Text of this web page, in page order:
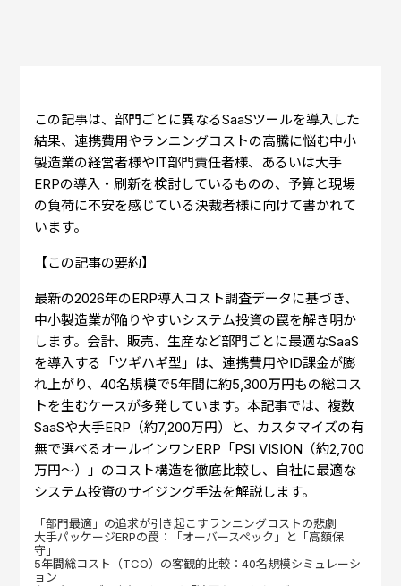
この記事は、部門ごとに異なるSaaSツールを導入した
結果、連携費用やランニングコストの高騰に悩む中小
製造業の経営者様やIT部門責任者様、あるいは大手
ERPの導入・刷新を検討しているものの、予算と現場
の負荷に不安を感じている決裁者様に向けて書かれて
います。
【この記事の要約】
最新の2026年のERP導入コスト調査データに基づき、
中小製造業が陥りやすいシステム投資の罠を解き明か
します。会計、販売、生産など部門ごとに最適なSaaS
を導入する「ツギハギ型」は、連携費用やID課金が膨
れ上がり、40名規模で5年間に約5,300万円もの総コス
トを生むケースが多発しています。本記事では、複数
SaaSや大手ERP（約7,200万円）と、カスタマイズの有
無で選べるオールインワンERP「PSI VISION（約2,700
万円〜）」のコスト構造を徹底比較し、自社に最適な
システム投資のサイジング手法を解説します。
「部門最適」の追求が引き起こすランニングコストの悲劇
大手パッケージERPの罠：「オーバースペック」と「高額保
守」
5年間総コスト（TCO）の客観的比較：40名規模シミュレーシ
ョン